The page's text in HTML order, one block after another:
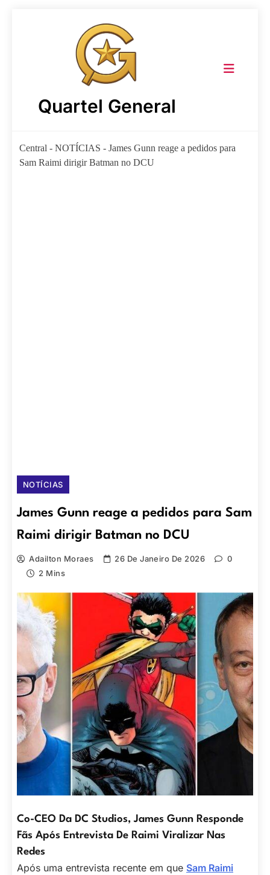
Quartel General
Central - NOTÍCIAS - James Gunn reage a pedidos para
Sam Raimi dirigir Batman no DCU
NOTÍCIAS
James Gunn reage a pedidos para Sam
Raimi dirigir Batman no DCU
Adailton Moraes 26 De Janeiro De 2026
0
2 Mins
Co-CEO Da DC Studios, James Gunn Responde
Fãs Após Entrevista De Raimi Viralizar Nas
Redes
Após uma entrevista recente em que Sam Raimi